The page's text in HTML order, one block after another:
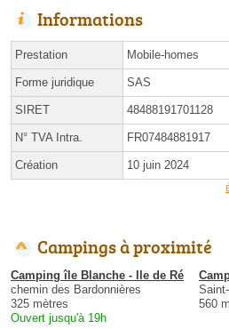
Informations
Prestation Mobile-homes
Forme juridique SAS
SIRET 48488191701128
N° TVA Intra. FR07484881917
Création 10 juin 2024
Campings à proximité
Camping île Blanche - Ile de Ré
chemin des Bardonnières
325 mètres
Ouvert jusqu'à 19h
560